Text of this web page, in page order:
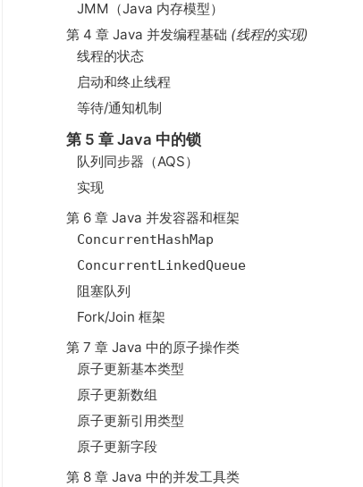
JMM（Java 内存模型）
第 4 章 Java 并发编程基础 (线程的实现)
线程的状态
启动和终止线程
等待/通知机制
第 5 章 Java 中的锁
队列同步器（AQS）
实现
第 6 章 Java 并发容器和框架
ConcurrentHashMap
ConcurrentLinkedQueue
阻塞队列
Fork/Join 框架
第 7 章 Java 中的原子操作类
原子更新基本类型
原子更新数组
原子更新引用类型
原子更新字段
第 8 章 Java 中的并发工具类